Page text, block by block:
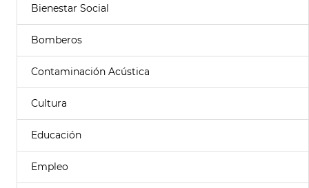
Bienestar Social
Bomberos
Contaminación Acústica
Cultura
Educación
Empleo